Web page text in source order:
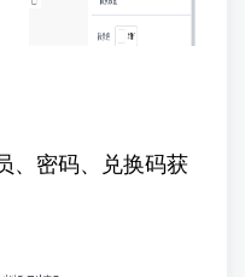
、密码、兑换码获